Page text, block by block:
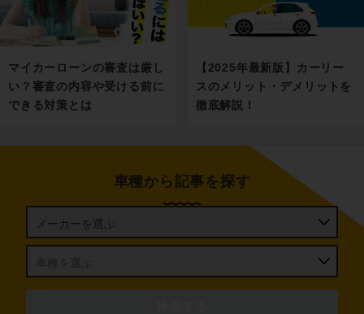
マイカーローンの審査は厳し
い？審査の内容や受ける前に
できる対策とは
【2025年最新版】カーリー
スのメリット・デメリットを
徹底解説！
車種から記事を探す